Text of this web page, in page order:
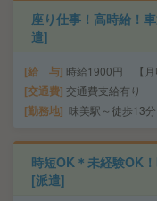
座り仕事！高時給！
遣]
給 与 時給1900円 【月
交通費 交通費支給有り
勤務地 味美駅～徒歩13
時短OK＊未経験OK
[派遣]